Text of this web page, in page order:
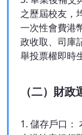
之歷屆校友，
一次性會費港
政收取、司庫
舉投票權即時
（二）財
1. 儲存戶口：